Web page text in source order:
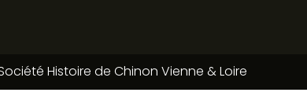
Histoire de Chinon Vienne & Loire